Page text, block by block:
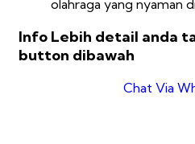
olahraga yang nyaman
Info Lebih detail anda
button dibawah
Chat Via